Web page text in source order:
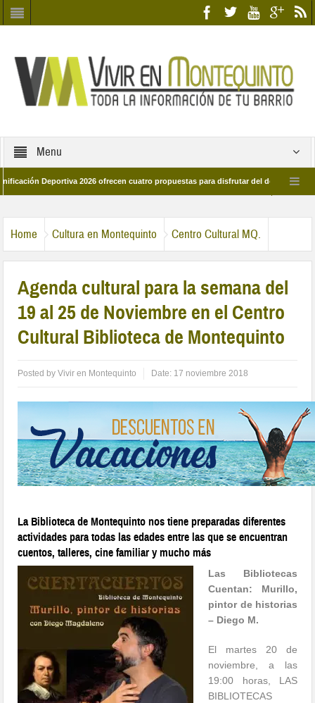
Menu
2026 ofrecen cuatro propuestas para disfrutar del deporte este verano en
Home Cultura en Montequinto Centro Cultural MQ.
Agenda cultural para la semana del
19 al 25 de Noviembre en el Centro
Cultural Biblioteca de Montequinto
Posted byVivir en Montequinto Date: 17 noviembre 2018
La Biblioteca de Montequinto nos tiene preparadas diferentes
actividades para todas las edades entre las que se encuentran
cuentos, talleres, cine familiar y mucho más
Las Bibliotecas
Cuentan: Murillo,
pintor de historias
– Diego M.
El martes 20 de
noviembre, a las
19:00 horas, LAS
BIBLIOTECAS